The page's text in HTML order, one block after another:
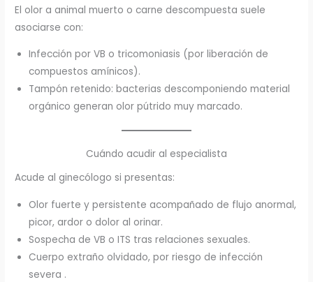
El olor a animal muerto o carne descompuesta suele
asociarse con:
Infección por VB o tricomoniasis (por liberación de
compuestos amínicos).
Tampón retenido: bacterias descomponiendo material
orgánico generan olor pútrido muy marcado.
Cuándo acudir al especialista
Acude al ginecólogo si presentas:
Olor fuerte y persistente acompañado de flujo anormal,
picor, ardor o dolor al orinar.
Sospecha de VB o ITS tras relaciones sexuales.
Cuerpo extraño olvidado, por riesgo de infección
severa .